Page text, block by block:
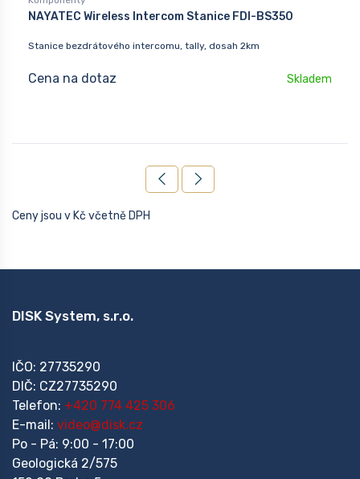
NAYATEC Wireless Intercom Stanice FDI-BS350
Stanice bezdrátového intercomu, tally, dosah 2km
Cena na dotaz Skladem
Ceny jsou v Kč včetně DPH
DISK System, s.r.o.
IČO: 27735290
DIČ: CZ27735290
Telefon: +420 774 425 306
E-mail: video@disk.cz
Po - Pá: 9:00 - 17:00
Geologická 2/575